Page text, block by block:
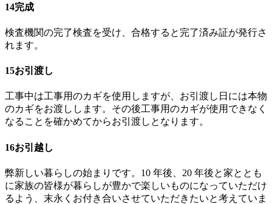
14完成
検査機関の完了検査を受け、合格すると完了済み証が発行さ
れます。
15お引渡し
工事中は工事用のカギを使用しますが、お引渡し日には本物
のカギをお渡しします。その後工事用のカギが使用できなく
なることを確かめてからお引渡しとなります。
16お引越し
弊新しい暮らしの始まりです。10 年後、20 年後と家ととも
に家族の皆様が暮らしが豊かで楽しいものになっていただけ
るよう、末永くお付き合いさせていただきたいと考えていま